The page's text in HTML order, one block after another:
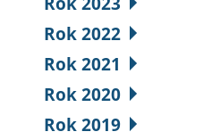
Rok 2022
Rok 2021
Rok 2020
Rok 2019